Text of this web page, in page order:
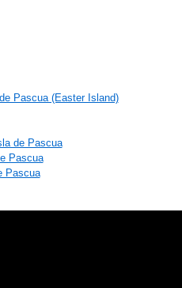
Pascua (Easter Island)
de Pascua
Pascua
Pascua